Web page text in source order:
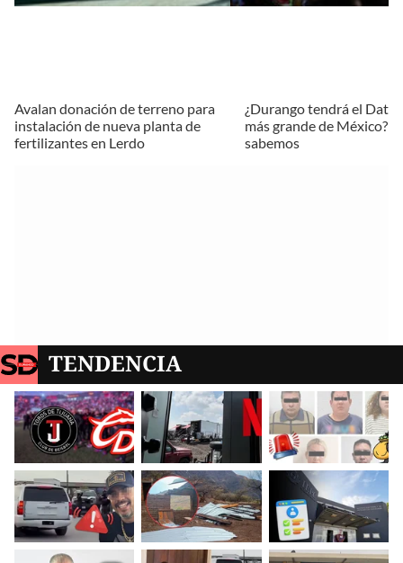
Avalan donación de terreno para
instalación de nueva planta de
fertilizantes en Lerdo
¿Durango tendrá el Data
más grande de México?
sabemos
TENDENCIA